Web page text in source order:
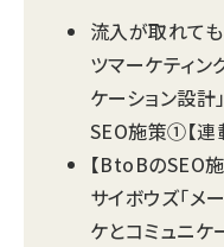
流入が取れて
ツマーケティ
ケーション設
SEO施策①【
【BtoBのSEO
サイボウズ「メ
ケとコミュニケ